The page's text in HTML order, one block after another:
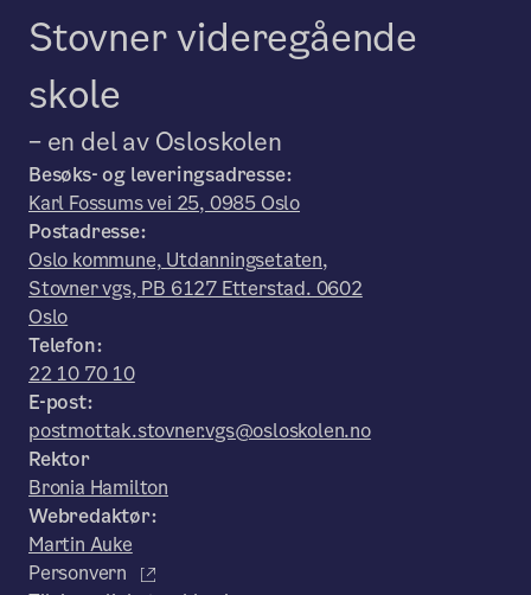
Stovner videregående
skole
– en del av Osloskolen
Besøks- og leveringsadresse:
Karl Fossums vei 25, 0985 Oslo
Postadresse:
Oslo kommune, Utdanningsetaten,
Stovner vgs, PB 6127 Etterstad. 0602
Oslo
Telefon:
22 10 70 10
E-post:
postmottak.stovner.vgs@osloskolen.no
Rektor
Bronia Hamilton
Webredaktør:
Martin Auke
Personvern